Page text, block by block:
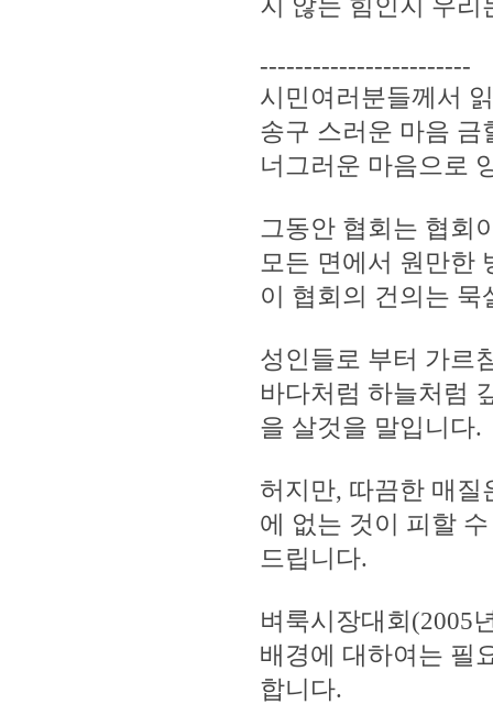
지 않는 힘인지 우리
------------------------
시민여러분들께서
송구 스러운 마음 금
너그러운 마음으로
그동안 협회는 협회
모든 면에서 원만한
이 협회의 건의는
성인들로 부터 가르
바다처럼 하늘처럼
을 살것을 말입니다.
허지만, 따끔한 매질
에 없는 것이 피할
드립니다.
벼룩시장대회(2005
배경에 대하여는 필
합니다.